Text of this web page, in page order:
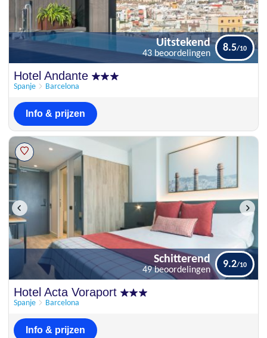
Hotel Andante
Spanje Barcelona
Uitstekend
43 beoordelingen
8.5
Info & prijzen
Hotel Acta Voraport
Spanje Barcelona
Schitterend
49 beoordelingen
9.2
Info & prijzen